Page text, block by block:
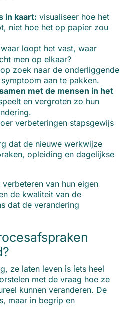
in kaart: visualiseer hoe het
niet hoe het op papier zou
waar loopt het vast, waar
men op elkaar?
zoek naar de onderliggende
aan te pakken.
met de mensen in het
en vergroten zo hun
verbeteringen stapsgewijs
dat de nieuwe werkwijze
opleiding en dagelijkse
van hun eigen
de kwaliteit van de
dat de verandering
ze laten leven is iets heel
met de vraag hoe ze
kunnen veranderen. De
maar in begrip en